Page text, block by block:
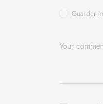
Guardar